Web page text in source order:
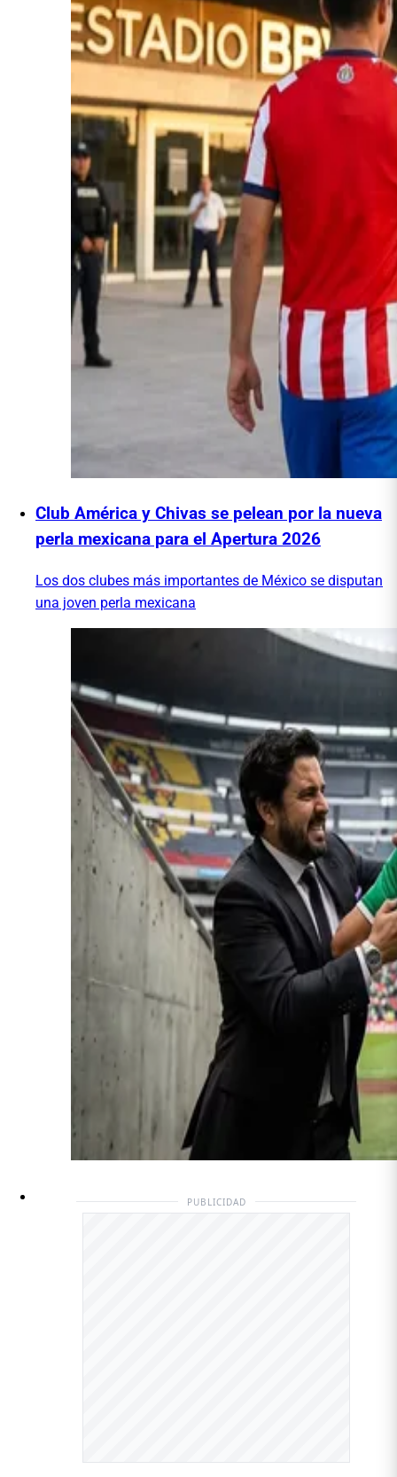
Club América y Chivas se pelean por la nueva
perla mexicana para el Apertura 2026
Los dos clubes más importantes de México se disputan
una joven perla mexicana
PUBLICIDAD